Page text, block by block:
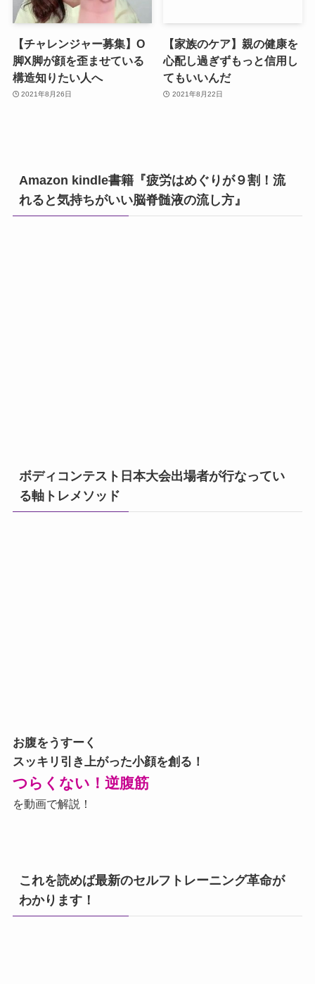
【チャレンジャー募集】O
脚X脚が顔を歪ませている
構造知りたい人へ
2021年8月26日
【家族のケア】親の健康を
心配し過ぎずもっと信用し
てもいいんだ
2021年8月22日
Amazon kindle書籍『疲労はめぐりが９割！流
れると気持ちがいい脳脊髄液の流し方』
ボディコンテスト日本大会出場者が行なってい
る軸トレメソッド
お腹をうすーく
スッキリ引き上がった小顔を創る！
つらくない！逆腹筋
を動画で解説！
これを読めば最新のセルフトレーニング革命が
わかります！